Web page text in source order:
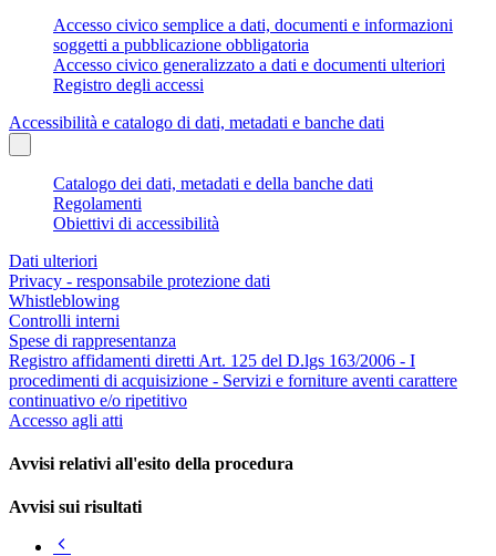
Accesso civico semplice a dati, documenti e informazioni
soggetti a pubblicazione obbligatoria
Accesso civico generalizzato a dati e documenti ulteriori
Registro degli accessi
Accessibilità e catalogo di dati, metadati e banche dati
Catalogo dei dati, metadati e della banche dati
Regolamenti
Obiettivi di accessibilità
Dati ulteriori
Privacy - responsabile protezione dati
Whistleblowing
Controlli interni
Spese di rappresentanza
Registro affidamenti diretti Art. 125 del D.lgs 163/2006 - I
procedimenti di acquisizione - Servizi e forniture aventi carattere
continuativo e/o ripetitivo
Accesso agli atti
Avvisi relativi all'esito della procedura
Avvisi sui risultati